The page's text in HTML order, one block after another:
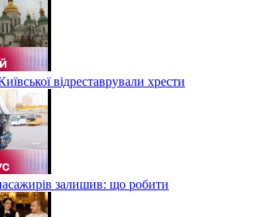
відреставрували хрести
залишив: що робити